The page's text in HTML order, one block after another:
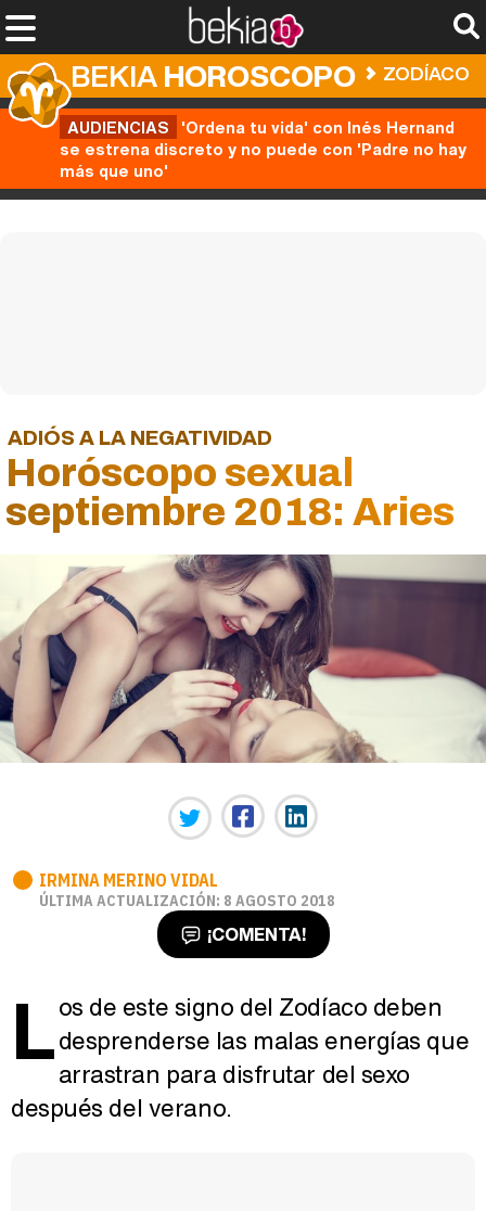
BEKIAHOROSCOPO ZODÍACO
AUDIENCIAS 'Ordena tu vida' con Inés Hernand
se estrena discreto y no puede con 'Padre no hay
más que uno'
ADIÓS A LA NEGATIVIDAD
Horóscopo sexual
septiembre 2018: Aries
IRMINA MERINO VIDAL
ÚLTIMA ACTUALIZACIÓN: 8 AGOSTO 2018
¡COMENTA!
Los de este signo del Zodíaco deben
desprenderse las malas energías que
arrastran para disfrutar del sexo
después del verano.